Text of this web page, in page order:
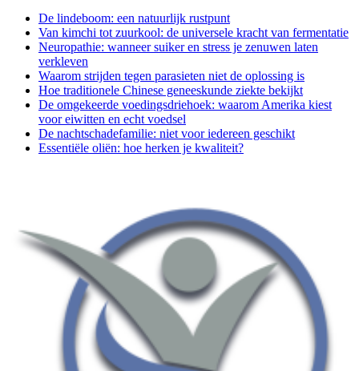
De lindeboom: een natuurlijk rustpunt
Van kimchi tot zuurkool: de universele kracht van fermentatie
Neuropathie: wanneer suiker en stress je zenuwen laten
verkleven
Waarom strijden tegen parasieten niet de oplossing is
Hoe traditionele Chinese geneeskunde ziekte bekijkt
De omgekeerde voedingsdriehoek: waarom Amerika kiest
voor eiwitten en echt voedsel
De nachtschadefamilie: niet voor iedereen geschikt
Essentiële oliën: hoe herken je kwaliteit?